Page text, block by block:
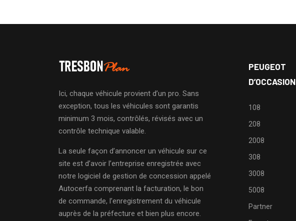
Ici, chaque véhicule provient d’un pro. Sans
exception, tous les véhicules sont garantis
minimum 3 mois, contrôlés, révisés avec un
contrôle technique valable.
La seule façon d’annoncer un véhicule sur ce
site est d’avoir l’entreprise enregistrée avec
notre logiciel de gestion de concession appelé
Autocerfa comprenant la facturation, le bon
de commande, l’enregistrement du véhicule
auprès de la préfecture et bien plus encore.
PEUGEOT
D’OCCASION
108
208
2008
308
3008
5008
Partner